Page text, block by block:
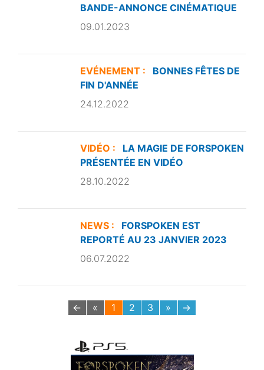
BANDE-ANNONCE CINÉMATIQUE
09.01.2023
EVÉNEMENT :
BONNES FÊTES DE
FIN D'ANNÉE
24.12.2022
VIDÉO :
LA MAGIE DE FORSPOKEN
PRÉSENTÉE EN VIDÉO
28.10.2022
NEWS :
FORSPOKEN EST
REPORTÉ AU 23 JANVIER 2023
06.07.2022
← « 1 2 3 » →